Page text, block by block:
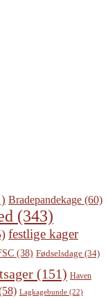
Bradepandekage (60)
(343)
festlige kager
(38) Fødselsdage (34)
(151) Haven
Lagkagebunde (22)